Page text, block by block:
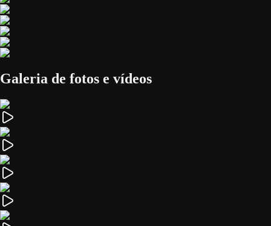
Galeria de fotos e vídeos